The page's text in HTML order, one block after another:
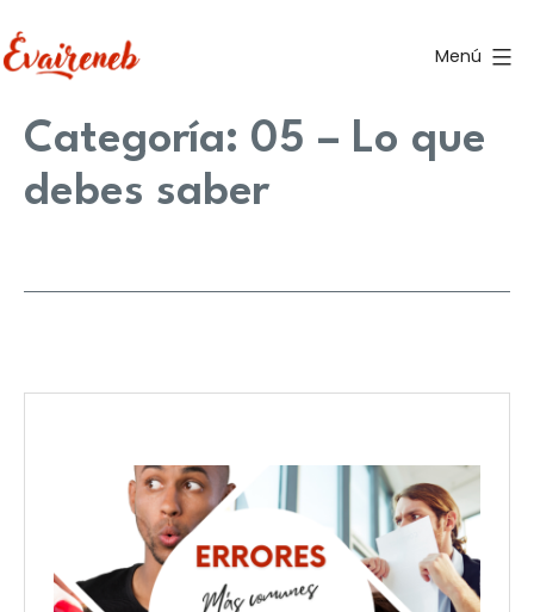
al
contenido
Menú
Categoría: 05 – Lo que
debes saber